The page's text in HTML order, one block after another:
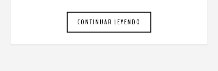
CONTINUAR LEYENDO